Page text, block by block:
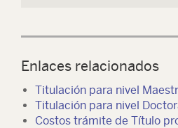
Enlaces relacionados
Titulación para nivel
Titulación para nivel
Costos trámite de Título